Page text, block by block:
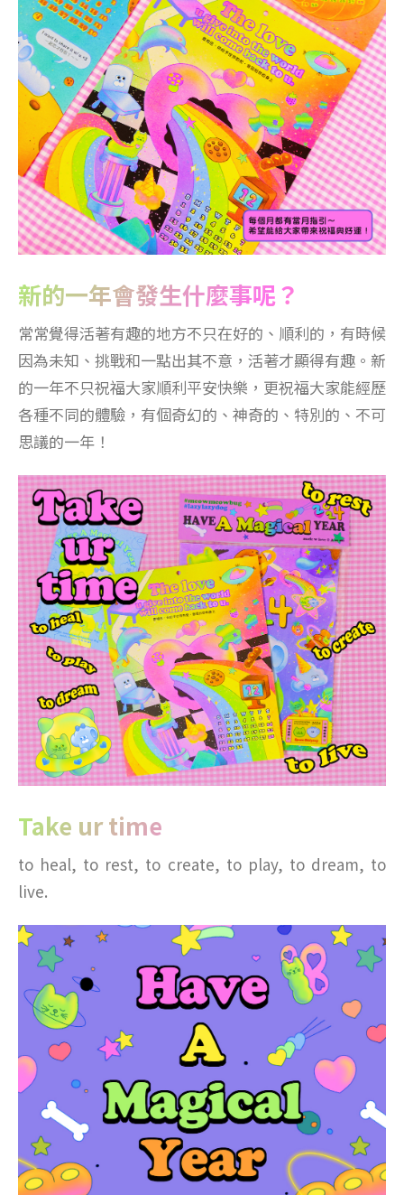
新的一年會發生什麼事呢？
常常覺得活著有趣的地方不只在好的、順利的，有時候
因為未知、挑戰和一點出其不意，活著才顯得有趣。新
的一年不只祝福大家順利平安快樂，更祝福大家能經歷
各種不同的體驗，有個奇幻的、神奇的、特別的、不可
思議的一年！
Take ur time
to heal, to rest, to create, to play, to dream, to
live.